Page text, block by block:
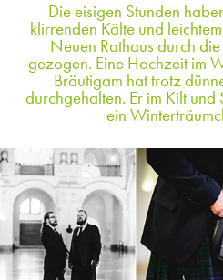
Die eisigen Stunden
klirrenden Kälte und
Neuen Rathaus durch
gezogen. Eine Hochzeit im
Bräutigam hat trotz
durchgehalten. Er im Kilt und
ein